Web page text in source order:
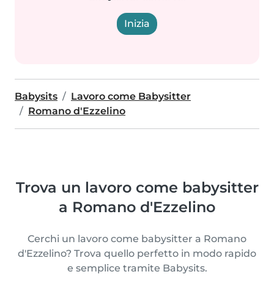
Inizia
Babysits
Lavoro come Babysitter
Romano d'Ezzelino
Trova un lavoro come babysitter
a Romano d'Ezzelino
Cerchi un lavoro come babysitter a Romano
d'Ezzelino? Trova quello perfetto in modo rapido
e semplice tramite Babysits.